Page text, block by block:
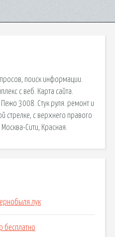
поиск информации.
с веб. Карта сайта.
3008. Стук руля. ремонт и
стрелке, с верхнего правого
Сити, Красная.
лук
бесплатно